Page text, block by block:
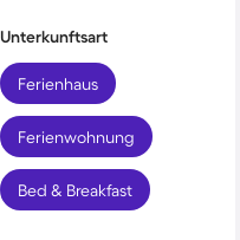
Unterkunftsart
Ferienhaus
Ferienwohnung
Bed & Breakfast